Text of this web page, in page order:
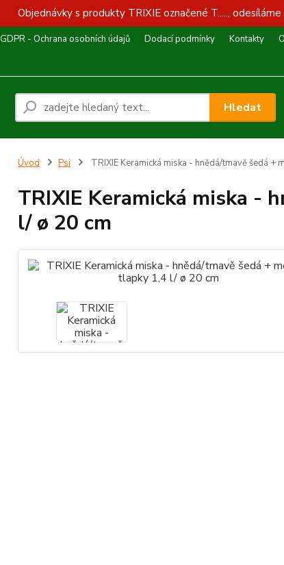
Objednávky s produkty TRIXIE označené T.....,
GDPR - Ochrana osobních údajů Dodací podmínky Kontakty
Hledat
Úvod Psi TRIXIE Keramická miska - hnědá/tmavě šedá +
TRIXIE Keramická miska -
l/ ø 20 cm